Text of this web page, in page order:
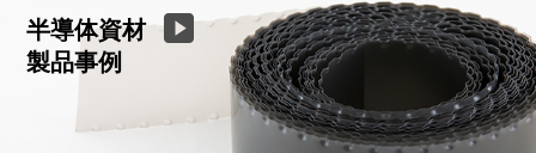
半導体資材
製品事例